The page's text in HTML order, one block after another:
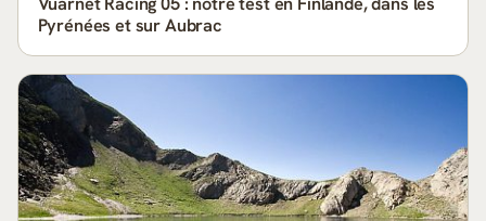
Pyrénées et sur Aubrac